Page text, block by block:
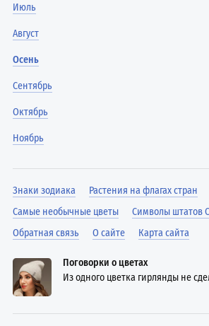
Июль
Август
Осень
Сентябрь
Октябрь
Ноябрь
Знаки зодиака
Растения на флагах стран
Самые необычные цветы
Символы штатов
Обратная связь
О сайте Карта сайта
Поговорки о цветах
Из одного цветка гирлянды не